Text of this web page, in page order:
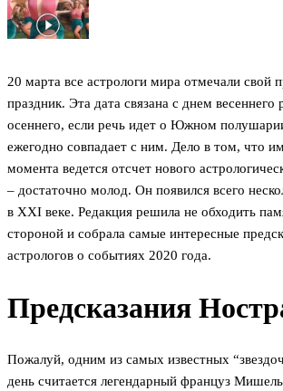
20 марта все астрологи мира отмечали свой
праздник. Эта дата связана с днем весеннего
осеннего, если речь идет о Южном
ежегодно совпадает с ним. Дело в том, что
момента ведется отсчет нового
– достаточно молод. Он появился всего
в ХХI веке. Редакция решила не обходить
стороной и собрала самые интересные
астрологов о событиях 2020 года.
Предсказания
Пожалуй, одним из самых известных
день считается легендарный француз Мишель